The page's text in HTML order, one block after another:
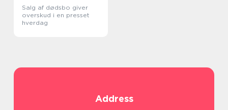
Salg af dødsbo giver
overskud i en presset
hverdag
Address